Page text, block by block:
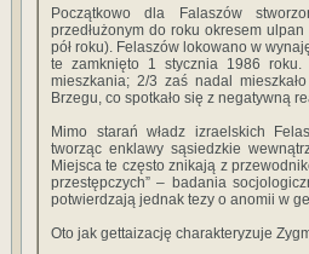
Początkowo dla Falaszów
przedłużonym do roku okresem
pół roku). Felaszów lokowano w
te zamknięto 1 stycznia 1986 roku.
mieszkania; 2/3 zaś nadal
Brzegu, co spotkało się z negatywną
Mimo starań władz izraelskich
tworząc enklawy sąsiedzkie
Miejsca te często znikają z
przestępczych” – badania
potwierdzają jednak tezy o anomii w
Oto jak gettaizację charakteryzuje